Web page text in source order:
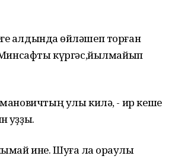
алдында һөйләшеп торған
Минсафты күргәс,йылмайып
улы килә, - ир кеше
һуҙҙы.
ине. Шуға ла һораулы